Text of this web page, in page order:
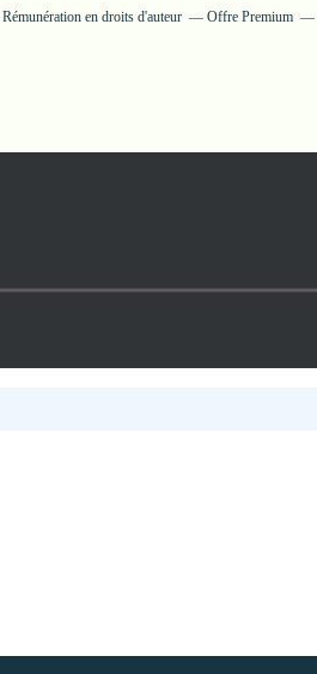
Rémunération en droits d'auteur Offre Premium